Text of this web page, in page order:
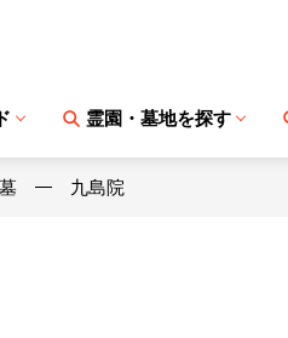
霊園・墓地を探す
九島院